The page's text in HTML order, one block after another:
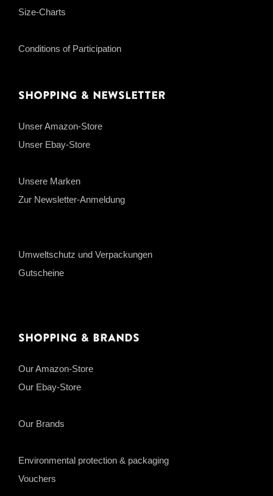
Size-Charts
Conditions of Participation
Shopping & Newsletter
Unser Amazon-Store
Unser Ebay-Store
Unsere Marken
Zur Newsletter-Anmeldung
Umweltschutz und Verpackungen
Gutscheine
Shopping & Brands
Our Amazon-Store
Our Ebay-Store
Our Brands
Environmental protection & packaging
Vouchers